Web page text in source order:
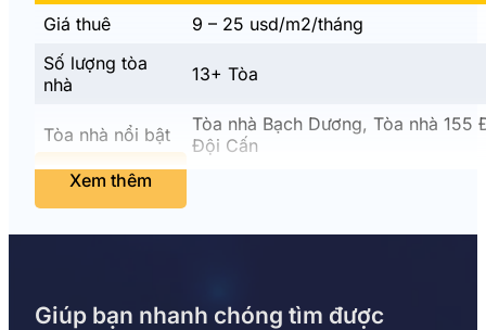
Giá thuê
9 – 25 usd/m2/tháng
Số lượng tòa
nhà
13+ Tòa
Tòa nhà nổi bật
Tòa nhà Bạch Dương, Tòa nhà
Đội Cấn
Diện tích trống
Xem thêm
Giúp bạn nhanh chóng tìm được